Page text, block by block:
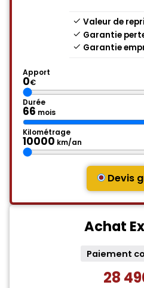
Valeur de
Garantie
Garantie
Apport
0€
Durée
66 mois
Kilométrage
10000 km/an
Devis
Achat
Paiement
28